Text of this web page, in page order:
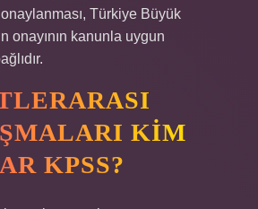
Türkiye Büyük
onayının kanunla uygun
KIM
KPSS?